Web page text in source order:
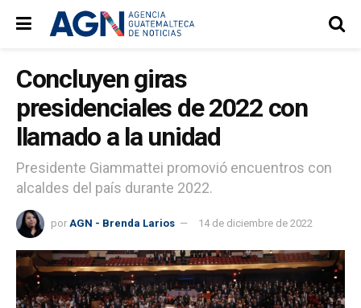
Concluyen giras
presidenciales de 2022 con
llamado a la unidad
Presidente Giammattei promovió encuentros con
alcaldes del país durante 2022.
por AGN - Brenda Larios 14 de diciembre de 2022